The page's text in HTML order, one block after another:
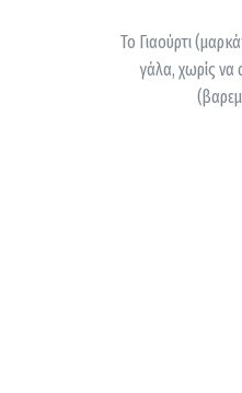
Το Γιαούρτι
γάλα, χωρίς να